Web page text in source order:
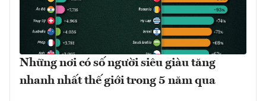
Những nơi có số người siêu giàu tăng
nhanh nhất thế giới trong 5 năm qua